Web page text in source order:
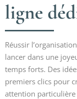
ligne
Réussir
lancer dans une
temps forts. Des
premiers clics pour
attention